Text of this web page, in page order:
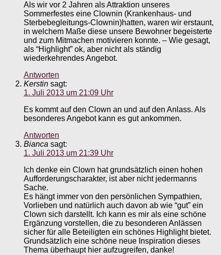
Als wir vor 2 Jahren als Attraktion unseres
Sommerfestes eine Clownin (Krankenhaus- und
Sterbebegleitungs-Clownin)hatten, waren wir erstaunt,
in welchem Maße diese unsere Bewohner begeisterte
und zum Mitmachen motivieren konnte. – Wie gesagt,
als “Highlight” ok, aber nicht als ständig
wiederkehrendes Angebot.
Antworten
Kerstin sagt:
1. Juli 2013 um 21:09 Uhr
Es kommt auf den Clown an und auf den Anlass. Als
besonderes Angebot kann es gut ankommen.
Antworten
Bianca sagt:
1. Juli 2013 um 21:39 Uhr
Ich denke ein Clown hat grundsätzlich einen hohen
Aufforderungscharakter, ist aber nicht jedermanns
Sache.
Es hängt immer von den persönlichen Sympathien,
Vorlieben und natürlich auch davon ab wie “gut” ein
Clown sich darstellt. Ich kann es mir als eine schöne
Ergänzung vorstellen, die zu besonderen Anlässen
sicher für alle Beteiligten ein schönes Highlight bietet.
Grundsätzlich eine schöne neue Inspiration dieses
Thema überhaupt hier aufzugreifen, danke!